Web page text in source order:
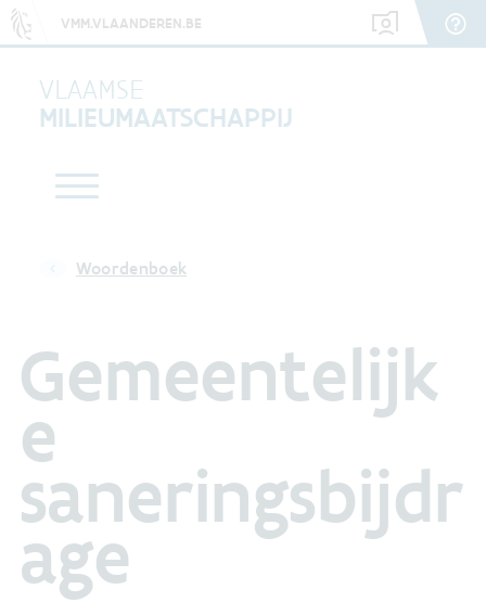
VMM.VLAANDEREN.BE
VLAAMSE
MILIEUMAATSCHAPPIJ
Woordenboek
Gemeentelijk
e
saneringsbijdr
age